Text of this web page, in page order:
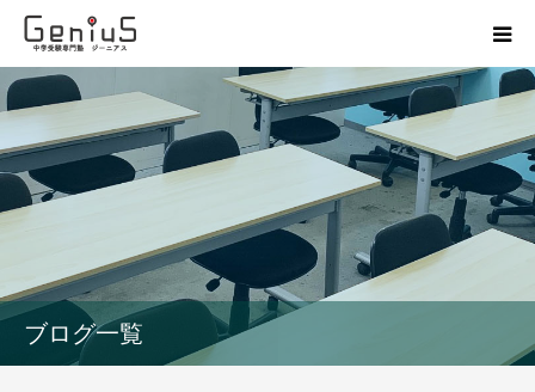
ブログ一覧
授業
志望校別特訓
模試